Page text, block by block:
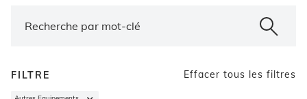
FILTRE Effacer tous les filtres